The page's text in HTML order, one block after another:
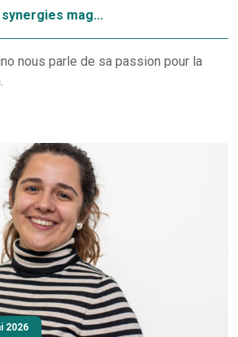
mag...
nous parle de sa passion pour la
2026